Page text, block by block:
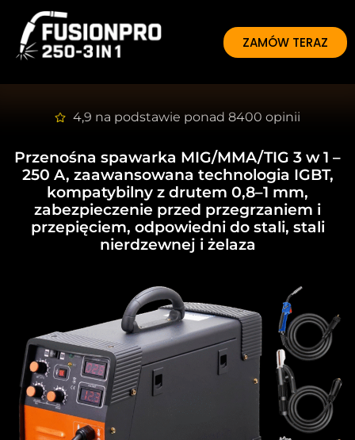
ZAMÓW TERAZ
4,9 na podstawie ponad 8400 opinii
Przenośna spawarka MIG/MMA/TIG 3 w 1 –
250 A, zaawansowana technologia IGBT,
kompatybilny z drutem 0,8–1 mm,
zabezpieczenie przed przegrzaniem i
przepięciem, odpowiedni do stali, stali
nierdzewnej i żelaza